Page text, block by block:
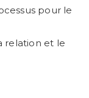
pour le
relation et le